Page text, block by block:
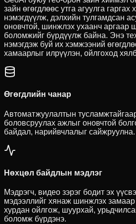
зайн өгөгдлөөс утга агуулга гаргах
нэмэгдүүлж, дэлхийн тулгамдсан
оновчтой, шинжлэх ухаанч аргаар
боломжийг бүрдүүлж байна. Энэ
нэмэгдэж буй их хэмжээний
хамаарлыг илрүүлэн, ойлгоход
Өгөгдлийн чанар
Автоматжуулалтын
боловсруулах ажлыг оновчтой
байдал, нарийвчлалыг сайжруулна.
Нөхцөл байдлын мэдлэг
Мэдрэгч, видео зэрэг бодит эх
мэдээллийг хянаж шинжлэх
хурдан ойлгож, шуурхай,
боломж бүрдэнэ.